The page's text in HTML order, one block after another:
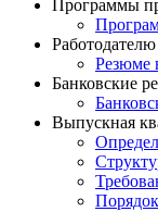
Программы
Работодателю
Резюме
Банковские
Выпускная